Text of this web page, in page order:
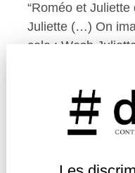
“Roméo et
Juliette (…) On
cela : Wesh
avant d’ajouter
avec le mariage
Mamadou et
moins en